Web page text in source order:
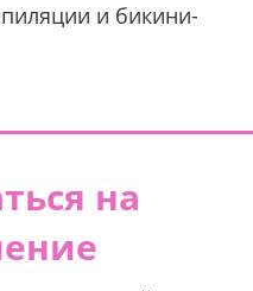
и бикини-
на